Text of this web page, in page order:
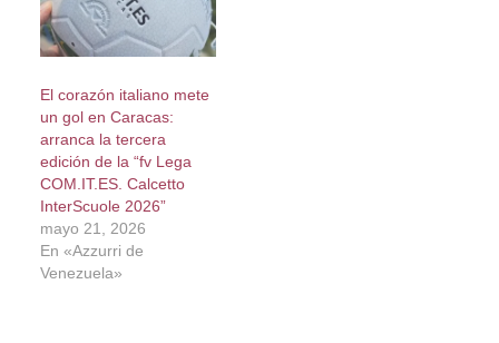
El corazón italiano mete
un gol en Caracas:
arranca la tercera
edición de la “fv Lega
COM.IT.ES. Calcetto
InterScuole 2026”
mayo 21, 2026
En «Azzurri de
Venezuela»